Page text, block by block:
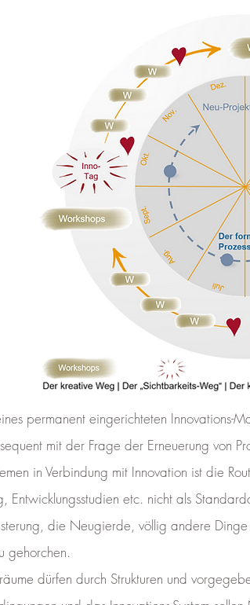
permanent eingerichteten Innovations-
mit der Frage der Erneuerung von
in Verbindung mit Innovation ist die
Entwicklungsstudien etc. nicht als
die Neugierde, völlig andere
gehorchen.
dürfen durch Strukturen und